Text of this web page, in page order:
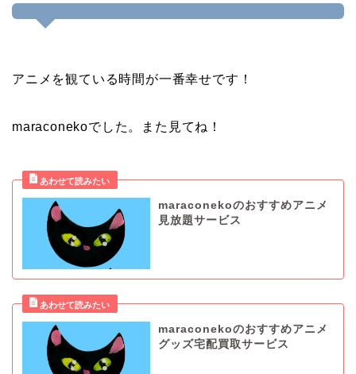
アニメを観ている時間が一番幸せです！
maraconekoでした。また見てね！
maraconekoのおすすめアニメ
見放題サービス
maraconekoのおすすめアニメ
グッズ宅配買取サービス